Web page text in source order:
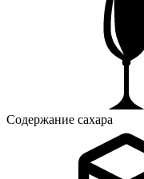
Содержание сахара